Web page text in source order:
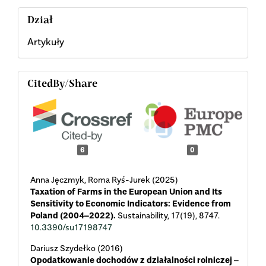
Dział
Artykuły
CitedBy/Share
6 0
Anna Jęczmyk, Roma Ryś-Jurek (2025)
Taxation of Farms in the European Union and Its
Sensitivity to Economic Indicators: Evidence from
Poland (2004–2022). Sustainability, 17(19),8747.
10.3390/su17198747
Dariusz Szydełko (2016)
Opodatkowanie dochodów z działalności rolniczej –